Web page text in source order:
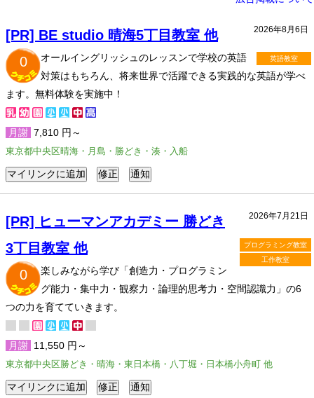
2026年8月6日
英語教室
[PR] BE studio 晴海5丁目教室 他
0
オールイングリッシュのレッスンで学校の英語
対策はもちろん、将来世界で活躍できる実践的な英語が学べ
ます。無料体験を実施中！
月謝 7,810 円～
東京都中央区晴海・月島・勝どき・湊・入船
2026年7月21日
プログラミング教室
工作教室
[PR] ヒューマンアカデミー 勝どき
3丁目教室 他
0
楽しみながら学び「創造力・プログラミン
グ能力・集中力・観察力・論理的思考力・空間認識力」の6
つの力を育てていきます。
月謝 11,550 円～
東京都中央区勝どき・晴海・東日本橋・八丁堀・日本橋小舟町 他